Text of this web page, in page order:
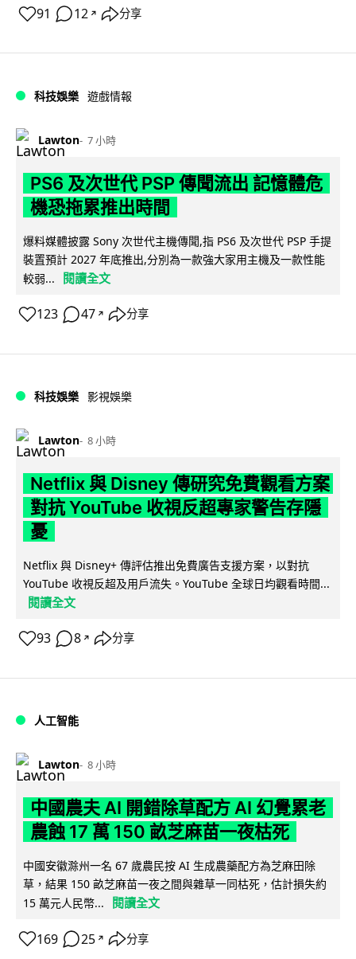
91 12 ↗ 分享
科技娛樂 遊戲情報
Lawton 7 小時
PS6 及次世代 PSP 傳聞流出 記憶體危
機恐拖累推出時間
爆料媒體披露 Sony 次世代主機傳聞,指 PS6 及次世代 PSP 手提
裝置預計 2027 年底推出,分別為一款強大家用主機及一款性能
較弱...
閱讀全文
123 47 ↗ 分享
科技娛樂 影視娛樂
Lawton 8 小時
Netflix 與 Disney 傳研究免費觀看方案
對抗 YouTube 收視反超專家警告存隱
憂
Netflix 與 Disney+ 傳評估推出免費廣告支援方案，以對抗
YouTube 收視反超及用戶流失。YouTube 全球日均觀看時間...
閱讀全文
93 8 ↗ 分享
人工智能
Lawton 8 小時
中國農夫 AI 開錯除草配方 AI 幻覺累老
農蝕 17 萬 150 畝芝麻苗一夜枯死
中國安徽滁州一名 67 歲農民按 AI 生成農藥配方為芝麻田除
草，結果 150 畝芝麻苗一夜之間與雜草一同枯死，估計損失約
15 萬元人民幣...
閱讀全文
169 25 ↗ 分享